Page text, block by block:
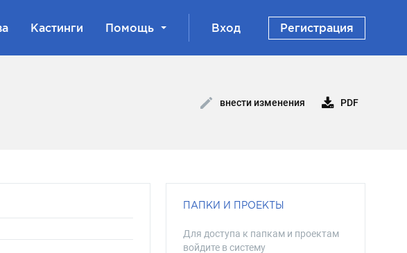
Кастинги Помощь Вход Регистрация
внести изменения PDF
ПАПКИ И ПРОЕКТЫ
Для доступа к папкам и проектам
войдите в систему